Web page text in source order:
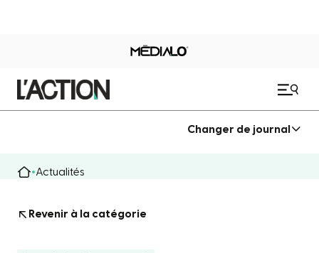
Changer de journal
Actualités
Revenir à la catégorie